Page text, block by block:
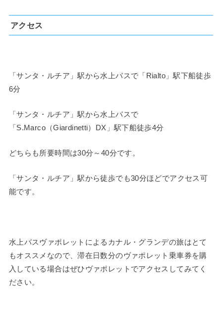
アクセス
「サンタ・ルチア」駅から水上バスで「Rialto」駅下船徒歩
6分
「サンタ・ルチア」駅から水上バスで
「S.Marco（Giardinetti）DX」駅下船徒歩4分
どちらも所要時間は30分～40分です。
「サンタ・ルチア」駅から徒歩でも30分ほどでアクセス可
能です。
水上バスヴァポレットによるカナル・グランデの旅はとて
もオススメなので、滞在日数分のヴァポレット乗車券を購
入している場合はぜひヴァポレットでアクセスしてみてく
ださい。